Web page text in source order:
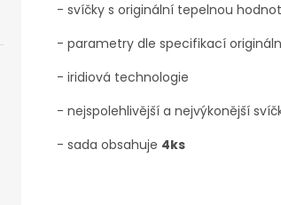
- svíčky s originální tepelnou
- parametry dle specifikací
- iridiová technologie
- nejspolehlivější a nejvýkonější
- sada obsahuje 4ks